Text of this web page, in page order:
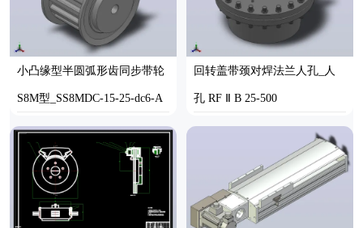
小凸缘型半圆弧形齿同步带轮
S8M型_SS8MDC-15-25-dc6-A
SOLIDWORKS
回转盖带颈对焊法兰人孔_人
孔 RF Ⅱ B 25-500
SOLIDWORKS